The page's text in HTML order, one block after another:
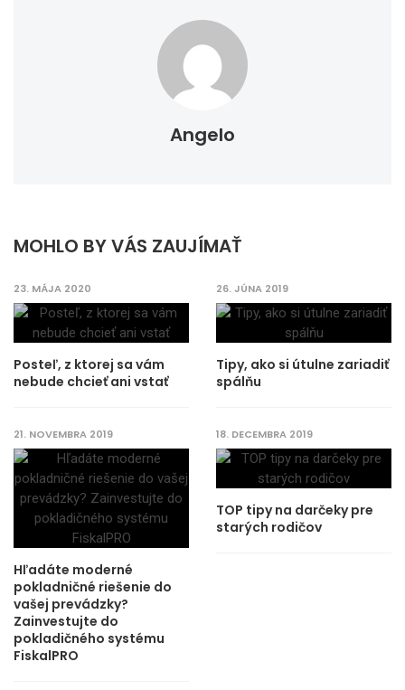
Angelo
MOHLO BY VÁS ZAUJÍMAŤ
23. MÁJA 2020
Posteľ, z ktorej sa vám
nebude chcieť ani vstať
26. JÚNA 2019
Tipy, ako si útulne zariadiť
spálňu
21. NOVEMBRA 2019
Hľadáte moderné
pokladničné riešenie do
vašej prevádzky?
Zainvestujte do
pokladičného systému
FiskalPRO
18. DECEMBRA 2019
TOP tipy na darčeky pre
starých rodičov